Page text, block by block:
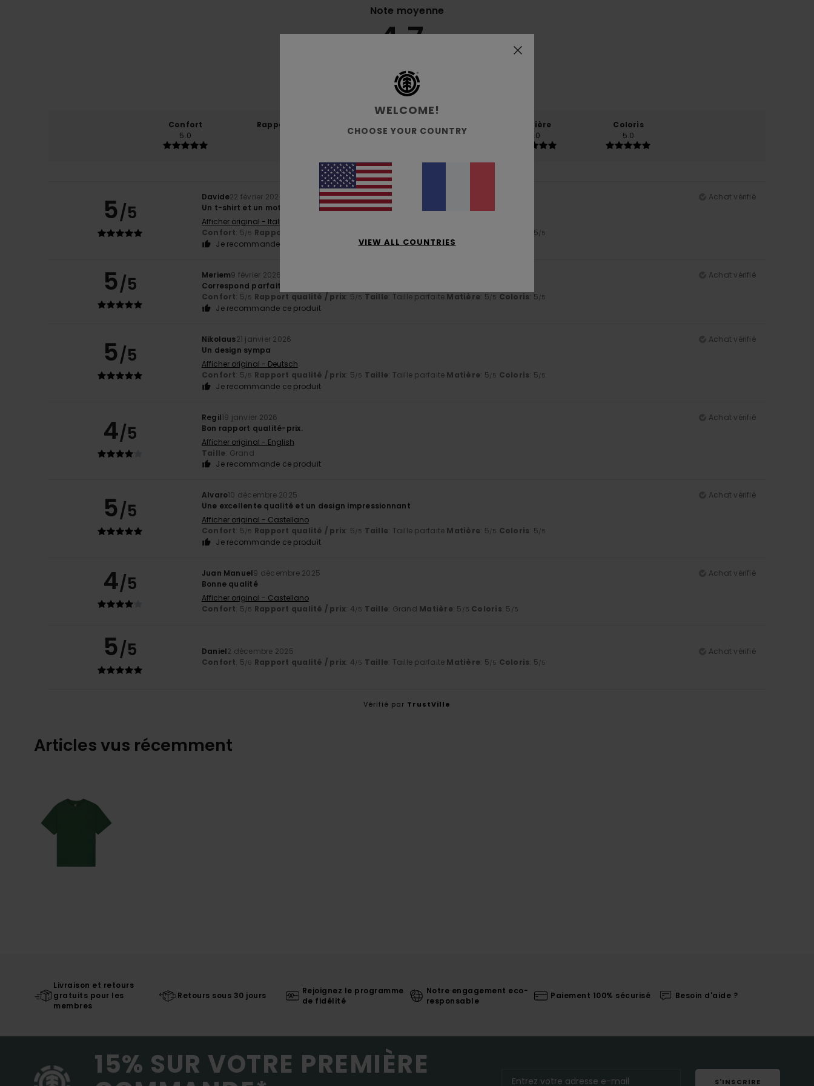
Note moyenne
4.7
7 avis vérifiésdepuis décembre 2025
71% de nos clients recommandent ce produit
Confort
5.0
Rapport qualité / prix
Matière
5.0
Coloris
5.0
5/5
Davide22 février 2026
Achat vérifié
Un t-shirt et un motif sympas
Afficher original - Italiano
Confort: 5/5 Rapport qualité / prix : 5/5
Je recommande ce produit
5/5 Meriem9 février 2026
Achat vérifié
Correspond parfaitement à sa description
Confort: 5/5 Rapport qualité / prix: 5/5 Taille: Taille parfaite Matière: 5/5 Coloris: 5/5
Je recommande ce produit
5/5
Nikolaus21 janvier 2026
Achat vérifié
Un design sympa
Afficher original - Deutsch
Confort: 5/5 Rapport qualité / prix: 5/5 Taille: Taille parfaite Matière: 5/5 Coloris: 5/5
Je recommande ce produit
4/5
Regil19 janvier 2026
Achat vérifié
Bon rapport qualité-prix.
Afficher original - English
Taille: Grand
Je recommande ce produit
5/5
Alvaro10 décembre 2025
Achat vérifié
Une excellente qualité et un design impressionnant
Afficher original - Castellano
Confort: 5/5 Rapport qualité / prix: 5/5 Taille: Taille parfaite Matière: 5/5 Coloris: 5/5
Je recommande ce produit
4/5 Juan Manuel9 décembre 2025
Achat vérifié
Bonne qualité
Afficher original - Castellano
Confort: 5/5 Rapport qualité / prix: 4/5 Taille: Grand Matière: 5 /5 Coloris: 5 /5
5/5 Daniel2 décembre 2025
Achat vérifié
Confort: 5/5 Rapport qualité / prix: 4/5 Taille: Taille parfaite Matière: 5/5 Coloris: 5/5
Vérifié par TrustVille
Articles vus récemment
Livraison et retours
gratuits pour les
membres
Retours sous 30 jours
Rejoignez le programme
de fidélité
Notre engagement eco-
responsable
Paiement 100% sécurisé Besoin d'aide ?
15% SUR VOTRE PREMIÈRE
S'INSCRIRE
WELCOME!
CHOOSE YOUR COUNTRY
VIEW ALL COUNTRIES